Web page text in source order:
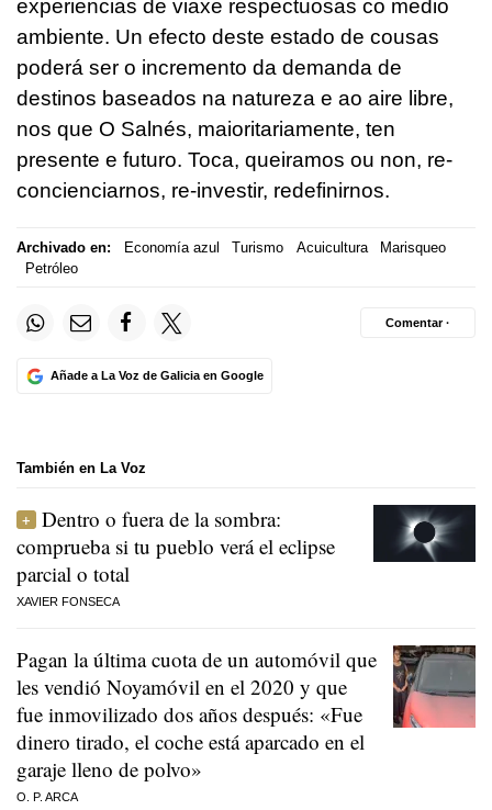
experiencias de viaxe respectuosas co medio
ambiente. Un efecto deste estado de cousas
poderá ser o incremento da demanda de
destinos baseados na natureza e ao aire libre,
nos que O Salnés, maioritariamente, ten
presente e futuro. Toca, queiramos ou non, re-
concienciarnos, re-investir, redefinirnos.
Archivado en: Economía azul Turismo Acuicultura
Marisqueo
Petróleo
Añade a La Voz de Galicia en Google
Comentar ·
También en La Voz
Dentro o fuera de la sombra:
comprueba si tu pueblo verá el eclipse
parcial o total
XAVIER FONSECA
Pagan la última cuota de un automóvil que
les vendió Noyamóvil en el 2020 y que
fue inmovilizado dos años después: «Fue
dinero tirado, el coche está aparcado en el
garaje lleno de polvo»
O. P. ARCA